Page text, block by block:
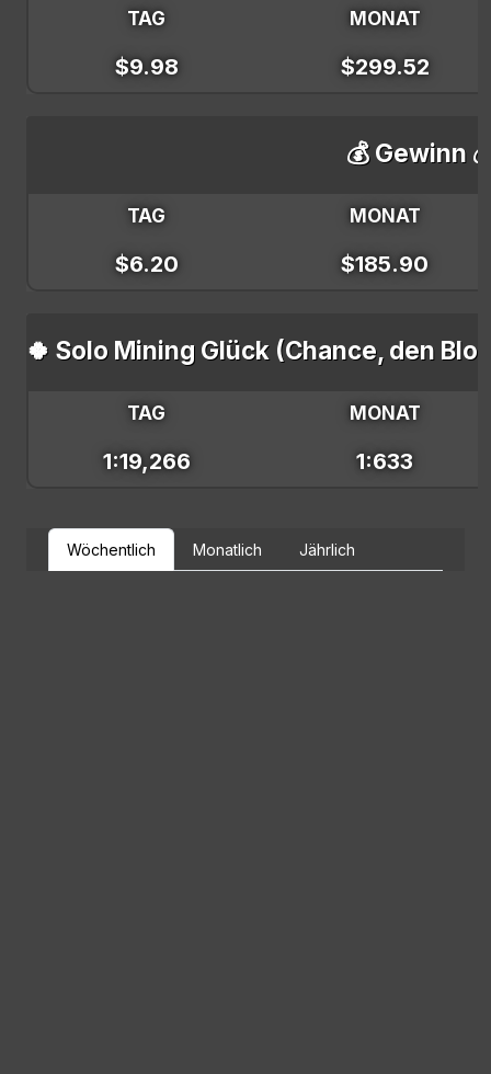
TAG MONAT
$9.98 $299.52
💰 Gewinn
TAG MONAT
$6.20 $185.90
🍀 Solo Mining Glück (Chance, den
TAG MONAT
1:19,266 1:633
Wöchentlich Monatlich Jährlich